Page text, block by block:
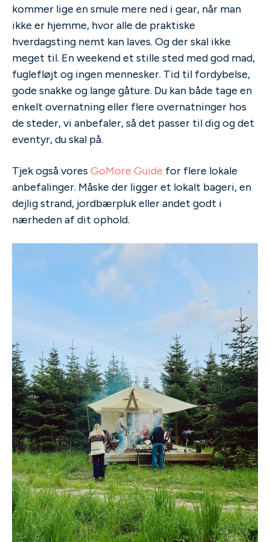
kommer lige en smule mere ned i gear, når man
ikke er hjemme, hvor alle de praktiske
hverdagsting nemt kan laves. Og der skal ikke
meget til. En weekend et stille sted med god mad,
fuglefløjt og ingen mennesker. Tid til fordybelse,
gode snakke og lange gåture. Du kan både tage en
enkelt overnatning eller flere overnatninger hos
de steder, vi anbefaler, så det passer til dig og det
eventyr, du skal på.
Tjek også vores GoMore Guide for flere lokale
anbefalinger. Måske der ligger et lokalt bageri, en
dejlig strand, jordbærpluk eller andet godt i
nærheden af dit ophold.